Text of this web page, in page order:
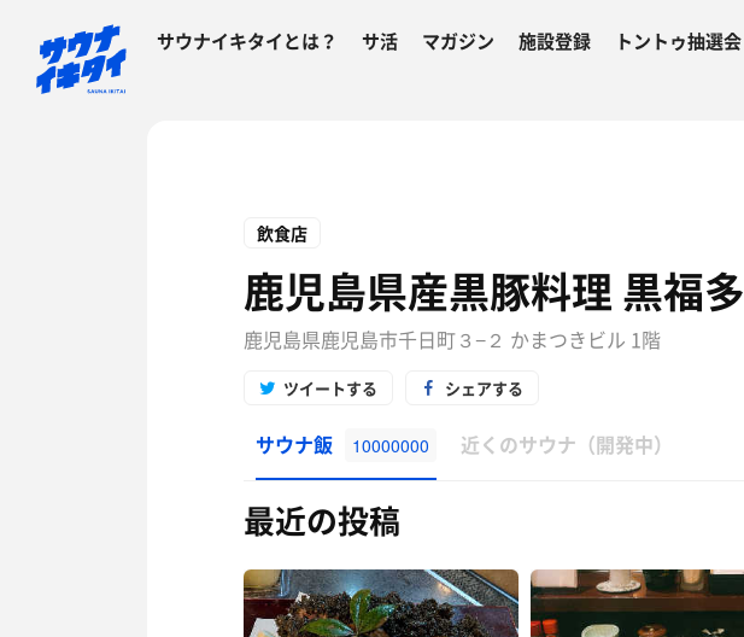
サウナイキタイとは？ サ活 マガジン 施設登録 トントゥ抽選会
飲食店
鹿児島県産黒豚料理 黒福多
鹿児島県鹿児島市千日町３−２ かまつきビル 1階
ツイートする シェアする
サウナ飯 10000000 近くのサウナ（開発中）
最近の投稿